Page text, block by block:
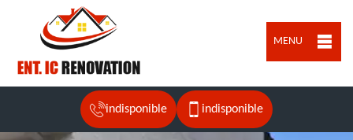
MENU
indisponible indisponible